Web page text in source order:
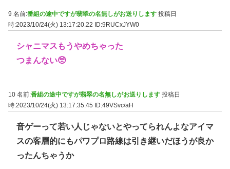
9 名前:番組の途中ですが翡翠の名無しがお送りします 投稿日
時:2023/10/24(火) 13:17:20.22
ID:9RUCxJYW0
シャニマスもうやめちゃった
つまんない🥺
10 名前:番組の途中ですが翡翠の名無しがお送りします 投稿日
時:2023/10/24(火) 13:17:35.45 ID:49VSvc/aH
音ゲーって若い人じゃないとやってられんよなアイマ
スの客層的にもパワプロ路線は引き継いだほうが良か
ったんちゃうか